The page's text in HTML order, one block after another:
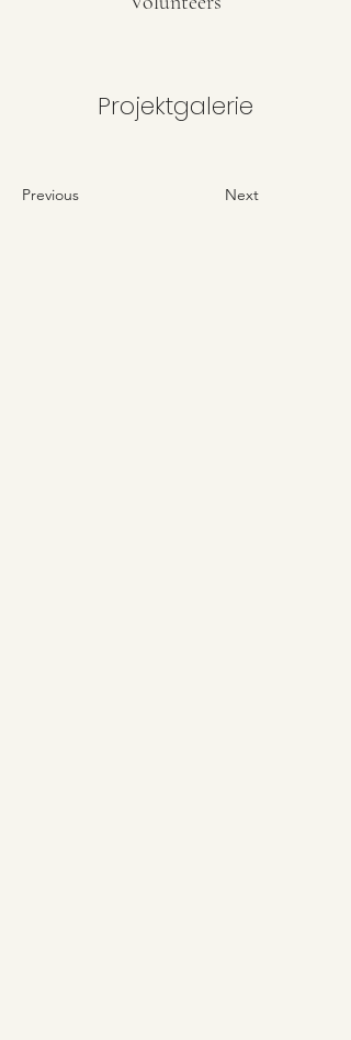
Projektgalerie
Previous Next